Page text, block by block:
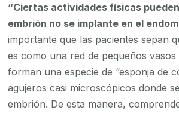
“Ciertas actividades físicas
embrión no se implante en el
importante que las pacientes sepan
es como una red de pequeños
forman una especie de “esponja de
agujeros casi microscópicos donde
embrión. De esta manera,